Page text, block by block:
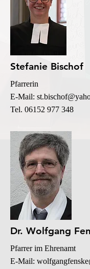
Stefanie Bischof
Pfarrerin
E-Mail: s
Tel. 06152 977 348
Dr. Wolfgang
Pfarrer im Ehrenamt
E-Mail: